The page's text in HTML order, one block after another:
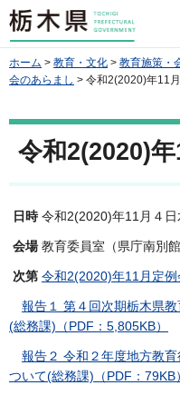
栃木県
ホーム > 教育・文化 > 教育施策・
会のあらまし > 令和2(2020)年11
令和2(2020)
日時令和2(2020)年11月４
会場教育委員室（県庁南別館
次第 令和2(2020)年11月定例
報告１ 第４回次期栃木県
(総務課)（PDF：5,805KB）
報告２ 令和２年度地方教
ついて(総務課)（PDF：79KB）